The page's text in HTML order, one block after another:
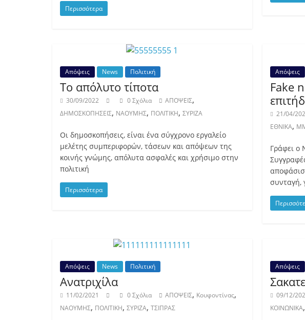
Περισσότερα
Απόψεις News Πολιτική
Το απόλυτο τίποτα
30/09/2022 0 Σχόλια ΑΠΟΨΕΙΣ,
ΔΗΜΟΣΚΟΠΗΣΕΙΣ, ΝΑΟΥΜΗΣ, ΠΟΛΙΤΙΚΗ, ΣΥΡΙΖΑ
Οι δημοσκοπήσεις, είναι ένα σύγχρονο εργαλείο
μελέτης συμπεριφορών, τάσεων και απόψεων της
κοινής γνώμης, απόλυτα ασφαλές και χρήσιμο στην
πολιτική
Περισσότερα
Απόψεις
Fake
21/04/
ΕΘΝΙΚΑ,
Γράφει ο
συνταγή,
Απόψεις News Πολιτική
Ανατριχίλα
11/02/2021 0 Σχόλια ΑΠΟΨΕΙΣ, Κουφοντίνας,
ΝΑΟΥΜΗΣ, ΠΟΛΙΤΙΚΗ, ΣΥΡΙΖΑ, ΤΣΙΠΡΑΣ
Απόψεις
09/12/
ΚΟΙΝΩΝΙΚΑ,